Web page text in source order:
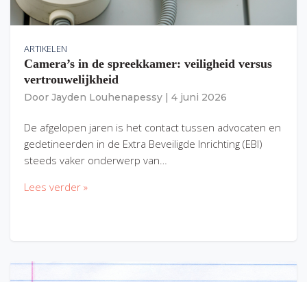
ARTIKELEN
Camera’s in de spreekkamer: veiligheid versus
vertrouwelijkheid
Door Jayden Louhenapessy 4 juni 2026
De afgelopen jaren is het contact tussen advocaten en
gedetineerden in de Extra Beveiligde Inrichting (EBI)
steeds vaker onderwerp van…
Lees verder »